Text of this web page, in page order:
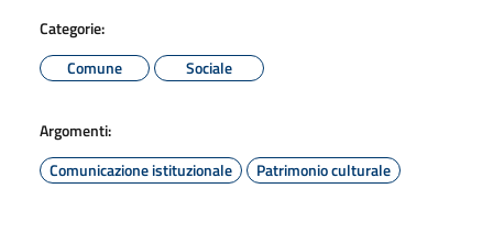
Categorie:
Comune
Sociale
Argomenti:
Comunicazione istituzionale
Patrimonio culturale